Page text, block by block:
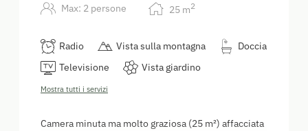
Max: 2 persone 25 m2
Radio Vista sulla montagna
Doccia
Televisione
Vista giardino
Mostra tutti i servizi
Camera minuta ma molto graziosa (25 m²) affacciata